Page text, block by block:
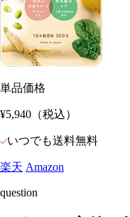
単品価格
¥5,940 （税込）
いつでも送料無料
楽天 Amazon
question